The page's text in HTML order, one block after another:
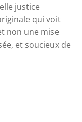
justice
qui voit
non une mise
et soucieux de